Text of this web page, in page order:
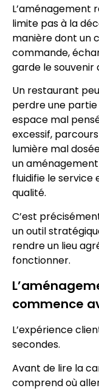
L’aménagement
limite pas à la
manière dont un
commande,
garde le souvenir
Un restaurant
perdre une partie
espace mal
excessif,
lumière mal
un
fluidifie le
qualité.
C’est
un outil
rendre un lieu
fonctionner.
commence
L’expérience
secondes.
Avant de lire la
comprend où